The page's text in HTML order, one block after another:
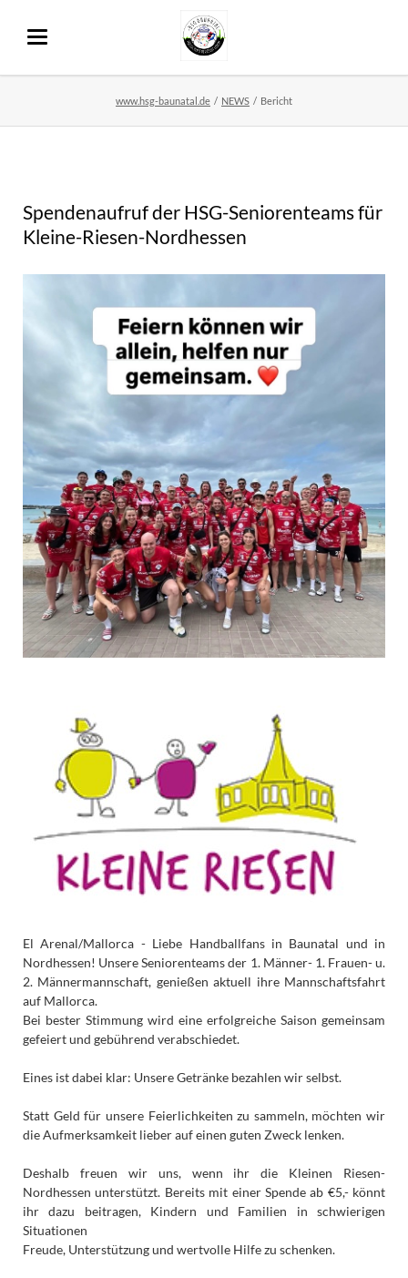
www.hsg-baunatal.de NEWS Bericht
Spendenaufruf der HSG-Seniorenteams für
Kleine-Riesen-Nordhessen
El Arenal/Mallorca - Liebe Handballfans in Baunatal und in
Nordhessen! Unsere Seniorenteams der 1. Männer- 1. Frauen- u.
2. Männermannschaft, genießen aktuell ihre Mannschaftsfahrt
auf Mallorca.
Bei bester Stimmung wird eine erfolgreiche Saison gemeinsam
gefeiert und gebührend verabschiedet.
Eines ist dabei klar: Unsere Getränke bezahlen wir selbst.
Statt Geld für unsere Feierlichkeiten zu sammeln, möchten wir
die Aufmerksamkeit lieber auf einen guten Zweck lenken.
Deshalb freuen wir uns, wenn ihr die Kleinen Riesen-
Nordhessen unterstützt. Bereits mit einer Spende ab €5,- könnt
ihr dazu beitragen, Kindern und Familien in schwierigen
Situationen
Freude, Unterstützung und wertvolle Hilfe zu schenken.